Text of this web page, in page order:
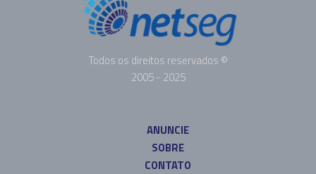
Todos os direitos reservados ©
2005 - 2025
ANUNCIE
SOBRE
CONTATO